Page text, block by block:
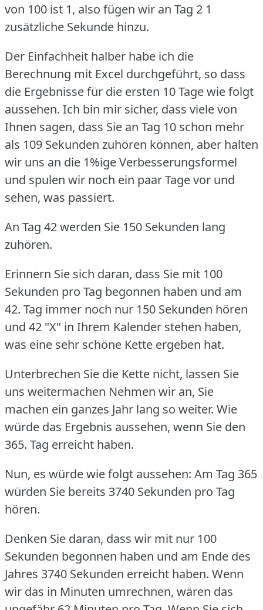
von 100 ist 1, also fügen wir an Tag 2 1
zusätzliche Sekunde hinzu.
Der Einfachheit halber habe ich die
Berechnung mit Excel durchgeführt, so dass
die Ergebnisse für die ersten 10 Tage wie folgt
aussehen. Ich bin mir sicher, dass viele von
Ihnen sagen, dass Sie an Tag 10 schon mehr
als 109 Sekunden zuhören können, aber halten
wir uns an die 1%ige Verbesserungsformel
und spulen wir noch ein paar Tage vor und
sehen, was passiert.
An Tag 42 werden Sie 150 Sekunden lang
zuhören.
Erinnern Sie sich daran, dass Sie mit 100
Sekunden pro Tag begonnen haben und am
42. Tag immer noch nur 150 Sekunden hören
und 42 "X" in Ihrem Kalender stehen haben,
was eine sehr schöne Kette ergeben hat.
Unterbrechen Sie die Kette nicht, lassen Sie
uns weitermachen Nehmen wir an, Sie
machen ein ganzes Jahr lang so weiter. Wie
würde das Ergebnis aussehen, wenn Sie den
365. Tag erreicht haben.
Nun, es würde wie folgt aussehen: Am Tag 365
würden Sie bereits 3740 Sekunden pro Tag
hören.
Denken Sie daran, dass wir mit nur 100
Sekunden begonnen haben und am Ende des
Jahres 3740 Sekunden erreicht haben. Wenn
wir das in Minuten umrechnen, wären das